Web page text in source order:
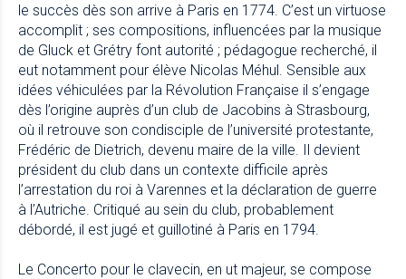
le succès dès son arrive à Paris en 1774. C’est un virtuose
accomplit ; ses compositions, influencées par la musique
de Gluck et Grétry font autorité ; pédagogue recherché, il
eut notamment pour élève Nicolas Méhul. Sensible aux
idées véhiculées par la Révolution Française il s’engage
dès l’origine auprès d’un club de Jacobins à Strasbourg,
où il retrouve son condisciple de l’université protestante,
Frédéric de Dietrich, devenu maire de la ville. Il devient
président du club dans un contexte difficile après
l’arrestation du roi à Varennes et la déclaration de guerre
à l’Autriche. Critiqué au sein du club, probablement
débordé, il est jugé et guillotiné à Paris en 1794.
Le Concerto pour le clavecin, en ut majeur, se compose